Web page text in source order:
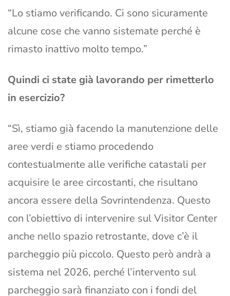
“Lo stiamo verificando. Ci sono sicuramente
alcune cose che vanno sistemate perché è
rimasto inattivo molto tempo.”
Quindi ci state già lavorando per rimetterlo
in esercizio?
“Sì, stiamo già facendo la manutenzione delle
aree verdi e stiamo procedendo
contestualmente alle verifiche catastali per
acquisire le aree circostanti, che risultano
ancora essere della Sovrintendenza. Questo
con l’obiettivo di intervenire sul Visitor Center
anche nello spazio retrostante, dove c’è il
parcheggio più piccolo. Questo però andrà a
sistema nel 2026, perché l’intervento sul
parcheggio sarà finanziato con i fondi del